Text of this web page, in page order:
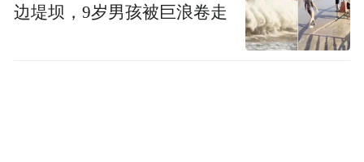
边堤坝，9岁男孩被巨浪卷走